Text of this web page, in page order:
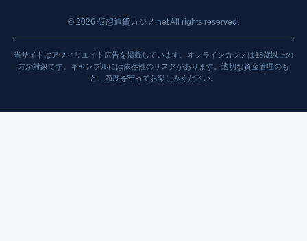
© 2026 仮想通貨カジノ.net All rights reserved.
当サイトはアフィリエイト広告を掲載しています。オンラインカジノは18歳以上の
方が対象です。ギャンブルには依存性のリスクがあります。適切な資金管理のも
と、節度を守ってお楽しみください。